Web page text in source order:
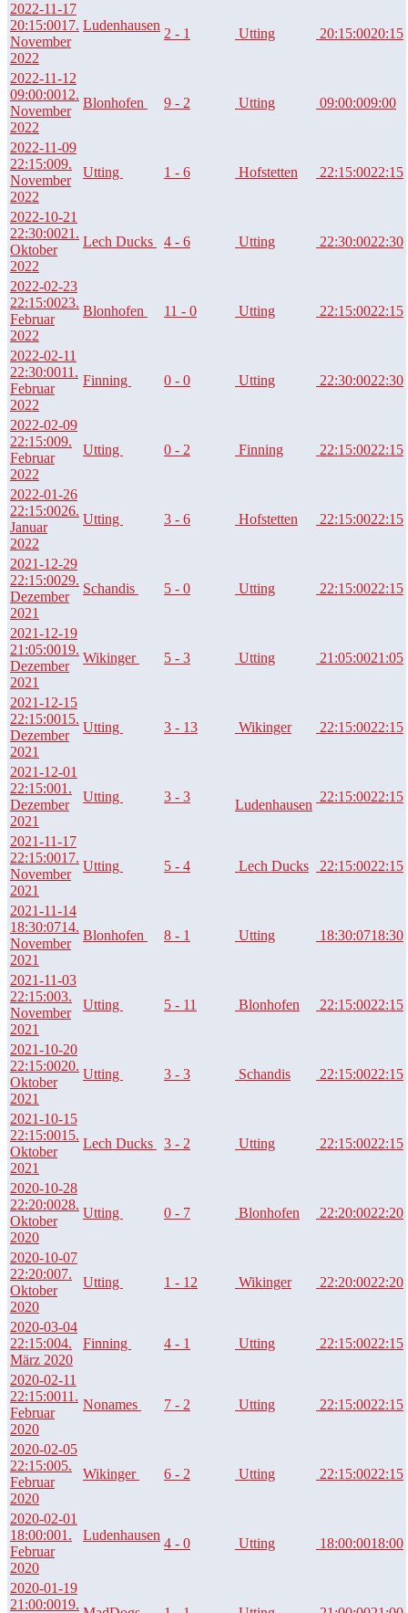
2022-11-17
20:15:0017.
November
2022
Ludenhausen
2 - 1 Utting 20:15:0020:15
2022-11-12
09:00:0012.
November
2022
Blonhofen 9 - 2 Utting 09:00:009:00
2022-11-09
22:15:009.
November
2022
Utting 1 - 6 Hofstetten 22:15:0022:15
2022-10-21
22:30:0021.
Oktober
2022
Lech Ducks 4 - 6 Utting 22:30:0022:30
2022-02-23
22:15:0023.
Februar
2022
Blonhofen 11 - 0 Utting 22:15:0022:15
2022-02-11
22:30:0011.
Februar
2022
Finning 0 - 0 Utting 22:30:0022:30
2022-02-09
22:15:009.
Februar
2022
Utting 0 - 2 Finning 22:15:0022:15
2022-01-26
22:15:0026.
Januar
2022
Utting 3 - 6 Hofstetten 22:15:0022:15
2021-12-29
22:15:0029.
Dezember
2021
Schandis 5 - 0 Utting 22:15:0022:15
2021-12-19
21:05:0019.
Dezember
2021
Wikinger 5 - 3 Utting 21:05:0021:05
2021-12-15
22:15:0015.
Dezember
2021
Utting 3 - 13 Wikinger 22:15:0022:15
2021-12-01
22:15:001.
Dezember
2021
Utting 3 - 3
Ludenhausen
22:15:0022:15
2021-11-17
22:15:0017.
November
2021
Utting 5 - 4 Lech Ducks 22:15:0022:15
2021-11-14
18:30:0714.
November
2021
Blonhofen 8 - 1 Utting 18:30:0718:30
2021-11-03
22:15:003.
November
2021
Utting 5 - 11 Blonhofen 22:15:0022:15
2021-10-20
22:15:0020.
Oktober
2021
Utting 3 - 3 Schandis 22:15:0022:15
2021-10-15
22:15:0015.
Oktober
2021
Lech Ducks 3 - 2 Utting 22:15:0022:15
2020-10-28
22:20:0028.
Oktober
2020
Utting 0 - 7 Blonhofen 22:20:0022:20
2020-10-07
22:20:007.
Oktober
2020
Utting 1 - 12 Wikinger 22:20:0022:20
2020-03-04
22:15:004.
März 2020
Finning 4 - 1 Utting 22:15:0022:15
2020-02-11
22:15:0011.
Februar
2020
Nonames 7 - 2 Utting 22:15:0022:15
2020-02-05
22:15:005.
Februar
2020
Wikinger 6 - 2 Utting 22:15:0022:15
2020-02-01
18:00:001.
Februar
2020
Ludenhausen
4 - 0 Utting 18:00:0018:00
2020-01-19
21:00:0019.